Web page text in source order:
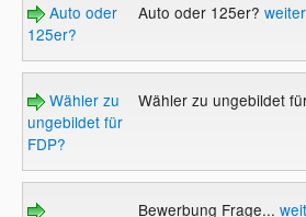
Auto oder
125er?
Auto oder 125er?
Wähler zu
ungebildet für
FDP?
Wähler zu ungebildet
Bewerbung Frage...